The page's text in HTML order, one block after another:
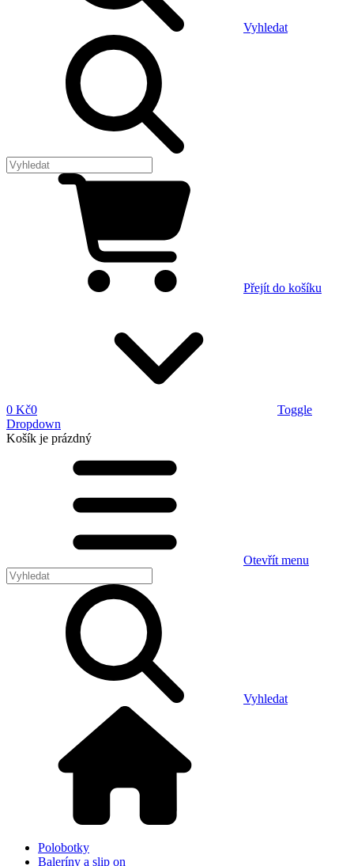
Vyhledat
Přejít do košíku
0 Kč0
Toggle
Dropdown
Košík je prázdný
Otevřít menu
Vyhledat
Polobotky
Baleríny a slip on